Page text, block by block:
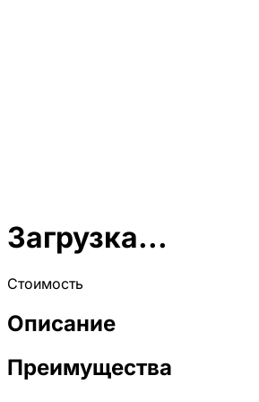
Загрузка...
Стоимость
Описание
Преимущества